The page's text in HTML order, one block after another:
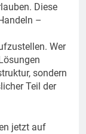
Diese
–
Wer
sondern
Teil der
jetzt auf